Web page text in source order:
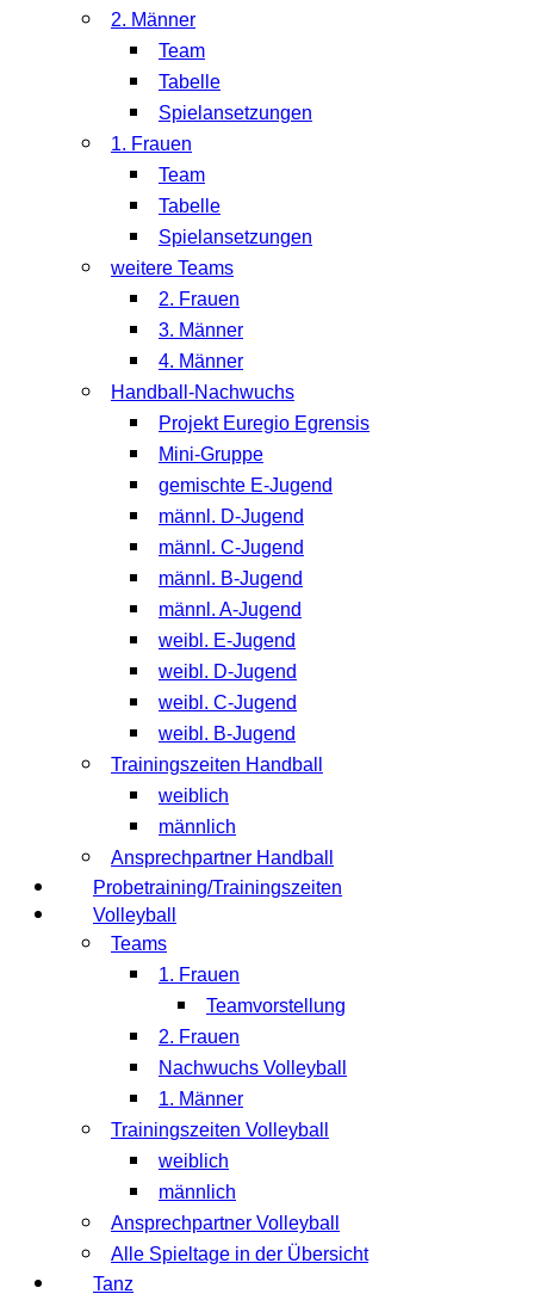
2. Männer
Team
Tabelle
Spielansetzungen
1. Frauen
Team
Tabelle
Spielansetzungen
weitere Teams
2. Frauen
3. Männer
4. Männer
Handball-Nachwuchs
Projekt Euregio Egrensis
Mini-Gruppe
gemischte E-Jugend
männl. D-Jugend
männl. C-Jugend
männl. B-Jugend
männl. A-Jugend
weibl. E-Jugend
weibl. D-Jugend
weibl. C-Jugend
weibl. B-Jugend
Trainingszeiten Handball
weiblich
männlich
Ansprechpartner Handball
Probetraining/Trainingszeiten
Volleyball
Teams
1. Frauen
Teamvorstellung
2. Frauen
Nachwuchs Volleyball
1. Männer
Trainingszeiten Volleyball
weiblich
männlich
Ansprechpartner Volleyball
Alle Spieltage in der Übersicht
Tanz